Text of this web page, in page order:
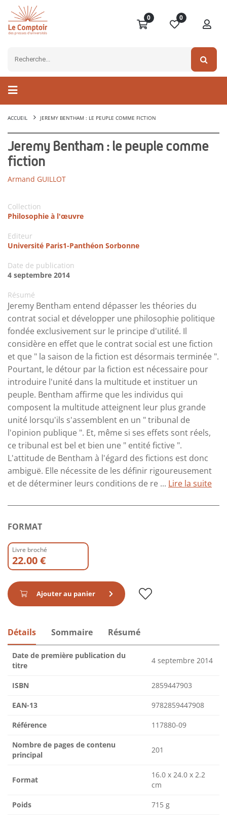
0 0
ACCUEIL JEREMY BENTHAM : LE PEUPLE COMME FICTION
Jeremy Bentham : le peuple comme
fiction
Armand GUILLOT
Collection
Philosophie à l'œuvre
Editeur
Université Paris1-Panthéon Sorbonne
Date de publication
4 septembre 2014
Résumé
Jeremy Bentham entend dépasser les théories du
contrat social et développer une philosophie politique
fondée exclusivement sur le principe d'utilité. Il
considère en effet que le contrat social est une fiction
et que " la saison de la fiction est désormais terminée ".
Pourtant, le détour par la fiction est nécessaire pour
introduire l'unité dans la multitude et instituer un
peuple. Bentham affirme que les individus qui
composent la multitude atteignent leur plus grande
unité lorsqu'ils s'assemblent en un " tribunal de
l'opinion publique ". Et, même si ses effets sont réels,
ce tribunal est bel et bien une " entité fictive ".
L'attitude de Bentham à l'égard des fictions est donc
ambiguë. Elle nécessite de les définir rigoureusement
et de déterminer leurs conditions de re ... Lire la suite
FORMAT
Livre broché
22.00 €
Ajouter au panier
Détails Sommaire Résumé
Date de première publication du
titre
4 septembre 2014
ISBN 2859447903
EAN-13 9782859447908
Référence 117880-09
Nombre de pages de contenu
principal
201
Format
16.0 x 24.0 x 2.2
cm
Poids 715 g